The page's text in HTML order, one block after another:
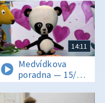
14:11
Medvídkova
poradna — 15/16
Jak se Panda
snažila